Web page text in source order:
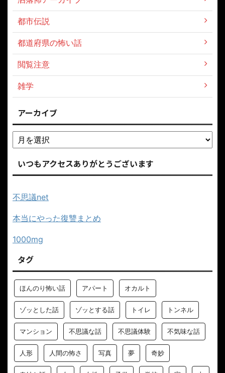
都市伝説
都道府県の怖い話
閲覧注意
雑学
アーカイブ
いつもアクセスありがとうございます
不思議net
本当にやった復讐まとめ
1000mg
タグ
ほんのり怖い話 アパート オカルト
ゾッとした話 ゾッとする話 トイレ トンネル
マンション 不思議な話 不思議体験 不気味な話
人形 人間の怖さ 写真 夢 奇妙